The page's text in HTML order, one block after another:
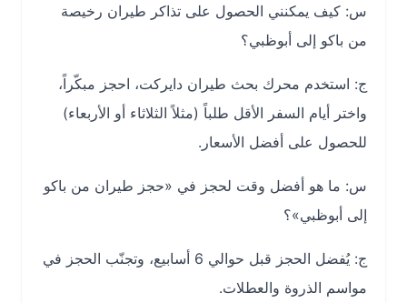
س: كيف يمكنني الحصول على تذاكر طيران رخيصة
من باكو إلى أبوظبي؟
ج: استخدم محرك بحث طيران دايركت، احجز مبكّراً،
واختر أيام السفر الأقل طلباً (مثلاً الثلاثاء أو الأربعاء)
للحصول على أفضل الأسعار.
س: ما هو أفضل وقت لحجز في «حجز طيران من باكو
إلى أبوظبي»؟
ج: يُفضل الحجز قبل حوالي 6 أسابيع، وتجنّب الحجز في
مواسم الذروة والعطلات.